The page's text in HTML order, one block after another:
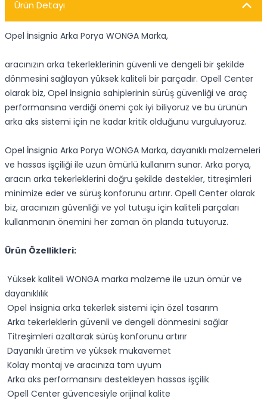
Ürün Detayı
Opel İnsignia Arka Porya WONGA Marka,
aracınızın arka tekerleklerinin güvenli ve dengeli bir şekilde
dönmesini sağlayan yüksek kaliteli bir parçadır. Opell Center
olarak biz, Opel İnsignia sahiplerinin sürüş güvenliği ve araç
performansına verdiği önemi çok iyi biliyoruz ve bu ürünün
arka aks sistemi için ne kadar kritik olduğunu vurguluyoruz.
Opel İnsignia Arka Porya WONGA Marka, dayanıklı malzemeleri
ve hassas işçiliği ile uzun ömürlü kullanım sunar. Arka porya,
aracın arka tekerleklerini doğru şekilde destekler, titreşimleri
minimize eder ve sürüş konforunu artırır. Opell Center olarak
biz, aracınızın güvenliği ve yol tutuşu için kaliteli parçaları
kullanmanın önemini her zaman ön planda tutuyoruz.
Ürün Özellikleri:
Yüksek kaliteli WONGA marka malzeme ile uzun ömür ve
dayanıklılık
Opel İnsignia arka tekerlek sistemi için özel tasarım
Arka tekerleklerin güvenli ve dengeli dönmesini sağlar
Titreşimleri azaltarak sürüş konforunu artırır
Dayanıklı üretim ve yüksek mukavemet
Kolay montaj ve aracınıza tam uyum
Arka aks performansını destekleyen hassas işçilik
Opell Center güvencesiyle orijinal kalite